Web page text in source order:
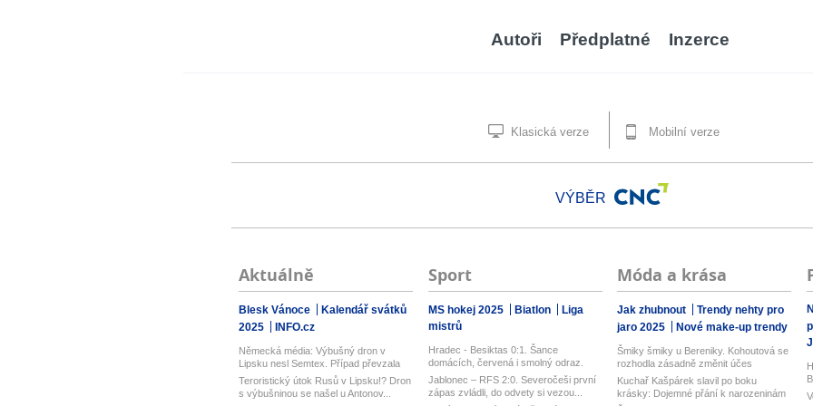
Autoři Předplatné Inzerce
Klasická verze Mobilní verze
VÝBĚR
Aktuálně
Blesk Vánoce
Kalendář svátků
2025
INFO.cz
Německá média: Výbušný dron v
Lipsku nesl Semtex. Případ převzala
spol...
Teroristický útok Rusů v Lipsku!? Dron
s výbušninou se našel u Antonov...
Sport
MS hokej 2025 Biatlon
Liga
mistrů
Hradec - Besiktas 0:1. Šance
domácích, červená i smolný odraz.
Votroci...
Jablonec – RFS 2:0. Severočeši první
zápas zvládli, do odvety si vezou...
Móda a krása
Jak zhubnout
Trendy nehty pro
jaro 2025
Nové make-up trendy
Šmiky šmiky u Bereniky. Kohoutová se
rozhodla zásadně změnit účes
Kuchař Kašpárek slavil po boku
krásky: Dojemné přání k narozeninám